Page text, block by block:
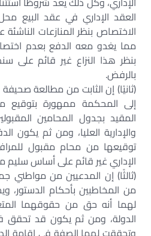
العقد الإداري في عقد البيع
الاختصاص بنظر المنازعات
مما يغدو معه الدفع بعدم
بنظر هذا النزاع غير قائم على
بالرفض.
(ثانيًا) إن الثابت من مطالعة
إلى المحكمة ممهورة بتوقيع
المقيد بجدول المحامين
والإدارية العليا، ومن ثم يكون
توقيعها من محام مقبول
الإداري غير قائم على أساس سليم
(ثالثًا) إن المدعيين من مواطني
من المخاطبين بأحكام الدستور،
لهما أنه حق من حقوقهما
الدولة، ومن ثم يكون قد